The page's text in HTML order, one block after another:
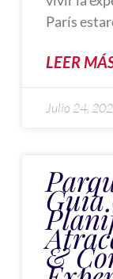
París
LEER
Julio 24,
Guía
&